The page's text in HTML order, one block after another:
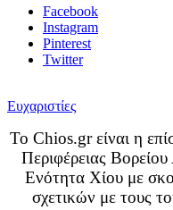
Facebook
Instagram
Pinterest
Twitter
Ευχαριστίες
Το Chios.gr είναι η
Περιφέρειας Βορείου
Ενότητα Χίου με
σχετικών με τους